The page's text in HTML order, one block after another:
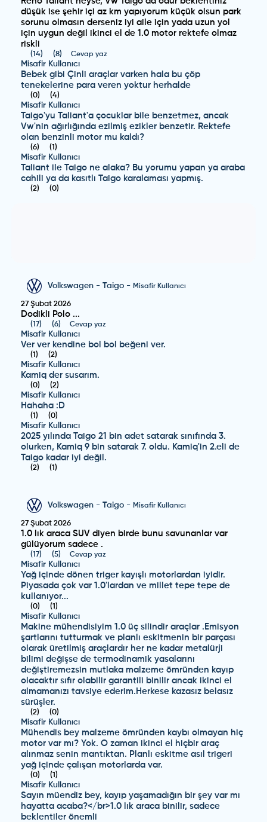
düşük ise şehir içi az km yapıyorum küçük olsun park
sorunu olmasın derseniz iyi aile için yada uzun yol
için uygun değil ikinci el de 1.0 motor rektefe olmaz
riskli
(14) (8) Cevap yaz
Misafir Kullanıcı
Bebek gibi Çinli araçlar varken hala bu çöp
tenekelerine para veren yoktur herhalde
(0) (4)
Misafir Kullanıcı
Taigo'yu Taliant'a çocuklar bile benzetmez, ancak
Vw'nin ağırlığında ezilmiş ezikler benzetir. Rektefe
olan benzinli motor mu kaldı?
(6) (1 )
Misafir Kullanıcı
Taliant ile Taigo ne alaka? Bu yorumu yapan ya araba
cahili ya da kasıtlı Taigo karalaması yapmış.
(2) (0)
Volkswagen -Taigo - Misafir Kullanıcı
27 Şubat 2026
Dodikli Polo ...
(17) (6) Cevap yaz
Misafir Kullanıcı
Ver ver kendine bol bol beğeni ver.
(1 ) (2)
Misafir Kullanıcı
Kamiq der susarım.
(0) (2)
Misafir Kullanıcı
Hahaha :D
(1 ) (0)
Misafir Kullanıcı
2025 yılında Taigo 21 bin adet satarak sınıfında 3.
olurken, Kamiq 9 bin satarak 7. oldu. Kamiq'in 2.eli de
Taigo kadar iyi değil.
(2) (1 )
Volkswagen -Taigo - Misafir Kullanıcı
27 Şubat 2026
1.0 lık araca SUV diyen birde bunu savunanlar var
gülüyorum sadece .
(17) (5) Cevap yaz
Misafir Kullanıcı
Yağ içinde dönen triger kayışlı motorlardan iyidir.
Piyasada çok var 1.0'lardan ve millet tepe tepe de
kullanıyor...
(0) (1 )
Misafir Kullanıcı
Makine mühendisiyim 1.0 üç silindir araçlar .Emisyon
şartlarını tutturmak ve planlı eskitmenin bir parçası
olarak üretilmiş araçlardır her ne kadar metalürji
bilimi değişse de termodinamik yasalarını
değiştiremezsin mutlaka malzeme ömründen kayıp
olacaktır sıfır olabilir garantili binilir ancak ikinci el
almamanızı tavsiye ederim.Herkese kazasız belasız
sürüşler.
(2) (0)
Misafir Kullanıcı
Mühendis bey malzeme ömründen kaybı olmayan hiç
motor var mı? Yok. O zaman ikinci el hiçbir araç
alınmaz senin mantıktan. Planlı eskitme asıl trigeri
yağ içinde çalışan motorlarda var.
(0) (1 )
Misafir Kullanıcı
Sayın müendiz bey, kayıp yaşamadığın bir şey var mı
hayatta acaba?</br>1.0 lık araca binilir, sadece
beklentiler önemli